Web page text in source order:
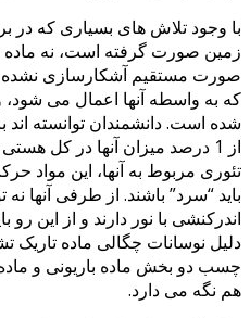
با وجود تلاش های بسیاری که در
زمین صورت گرفته است، نه ماده
صورت مستقیم آشکارسازی نشده
که به واسطه آنها اعمال می شود،
شده است. دانشمندان توانسته اند
از 1 درصد میزان آنها در کل
تئوری مربوط به آنها، این مواد
باید “سرد” باشند. از طرفی آنها نه
اندرکنشی با نور دارند و از این رو
دلیل نوسانات چگالی ماده تاریک
چسب دو بخش ماده باریونی و ماده
هم نگه می دارد.